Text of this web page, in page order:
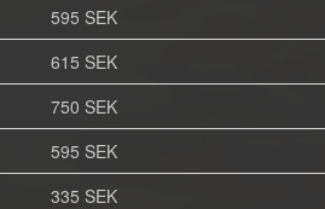
595 SEK
615 SEK
750 SEK
595 SEK
335 SEK